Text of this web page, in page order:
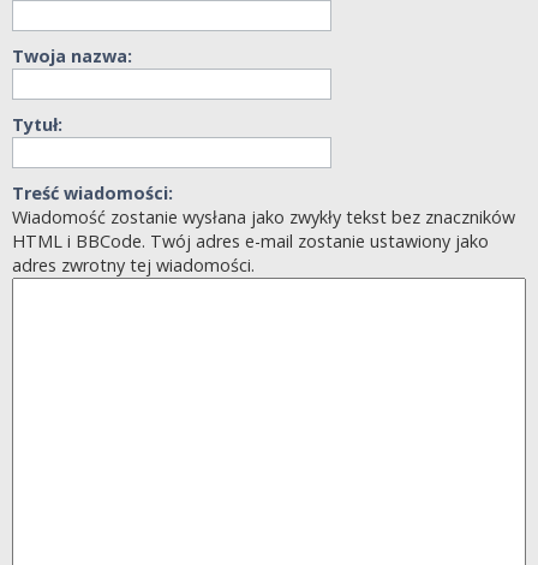
Twoja nazwa:
Tytuł:
Treść wiadomości:
Wiadomość zostanie wysłana jako zwykły tekst bez znaczników
HTML i BBCode. Twój adres e-mail zostanie ustawiony jako
adres zwrotny tej wiadomości.